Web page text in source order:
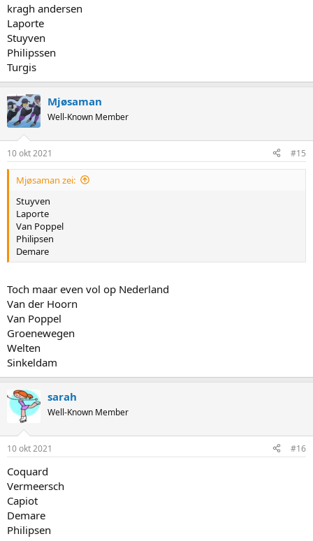
kragh andersen
Laporte
Stuyven
Philipssen
Turgis
Mjøsaman
Well-Known Member
10 okt 2021 #15
Mjøsaman zei:
Stuyven
Laporte
Van Poppel
Philipsen
Demare
Toch maar even vol op Nederland
Van der Hoorn
Van Poppel
Groenewegen
Welten
Sinkeldam
sarah
Well-Known Member
10 okt 2021 #16
Coquard
Vermeersch
Capiot
Demare
Philipsen